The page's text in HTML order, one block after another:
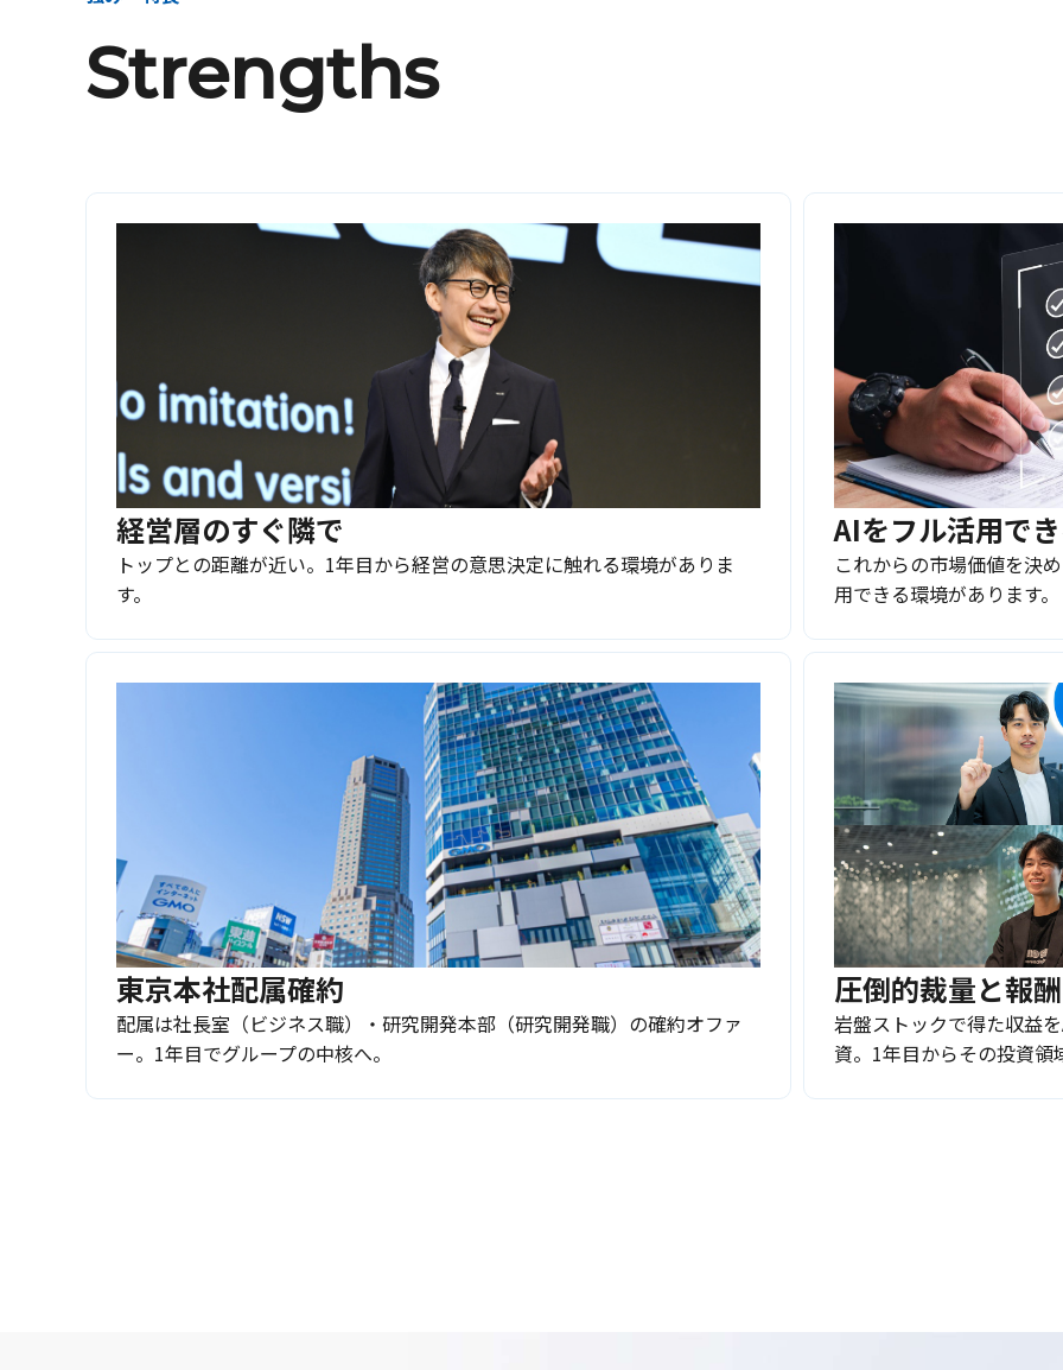
Strengths
経営層のすぐ隣で
トップとの距離が近い。1年目から経営の意思決定に触れる環境がありま
す。
AIをフル活用で
これからの市場価値を決
用できる環境があります。
東京本社配属確約
配属は社長室（ビジネス職）・研究開発本部（研究開発職）の確約オファ
ー。1年目でグループの中核へ。
圧倒的裁量と報酬
岩盤ストックで得た収益
資。1年目からその投資